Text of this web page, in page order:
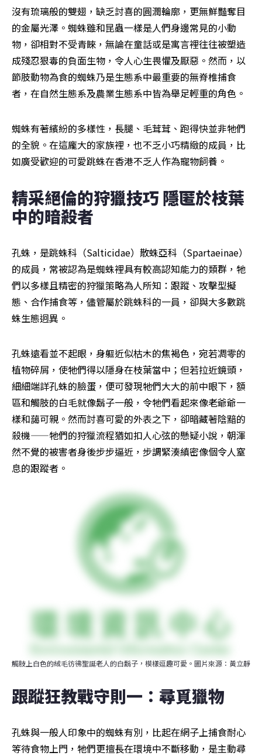
沒有琉璃般的雙翅，缺乏討喜的圓潤輪廓，更無鮮豔奪目
的金屬光澤。蜘蛛雖和昆蟲一樣是人們身邊常見的小動
物，卻相對不受青睞，無論在童話或是寓言裡往往被塑造
成殘忍狠毒的負面生物，令人心生畏懼及厭惡。然而，以
節肢動物為食的蜘蛛乃是生態系中最重要的無脊椎捕食
者，在自然生態系及農業生態系中皆為舉足輕重的角色。
蜘蛛有著繽紛的多樣性，長腿、毛茸茸、跑得快並非牠們
的全貌。在這龐大的家族裡，也不乏小巧精緻的成員，比
如廣受歡迎的可愛跳蛛在香港不乏人作為寵物飼養。
精采絕倫的狩獵技巧 隱匿於枝葉
中的暗殺者
孔蛛，是跳蛛科（Salticidae）散蛛亞科（Spartaeinae）
的成員，常被認為是蜘蛛裡具有較高認知能力的類群，牠
們以多樣且精密的狩獵策略為人所知：跟蹤、攻擊型擬
態、合作捕食等，儘管屬於跳蛛科的一員，卻與大多數跳
蛛生態迥異。
孔蛛遠看並不起眼，身軀近似枯木的焦褐色，宛若凋零的
植物碎屑，使牠們得以隱身在枝葉當中；但若拉近鏡頭，
細細端詳孔蛛的臉蛋，便可發現牠們大大的前中眼下，額
區和觸肢的白毛就像鬍子一般，令牠們看起來像老爺爺一
樣和藹可親。然而討喜可愛的外表之下，卻暗藏著陰黯的
殺機——牠們的狩獵流程猶如扣人心弦的懸疑小說，朝渾
然不覺的被害者身後步步逼近，步調緊湊縝密像個令人窒
息的跟蹤者。
觸肢上白色的絨毛彷彿聖誕老人的白鬍子，模樣逗趣可愛。圖片來源：黃立靜
跟蹤狂教戰守則一：尋覓獵物
孔蛛與一般人印象中的蜘蛛有別，比起在網子上捕食耐心
等待食物上門，牠們更擅長在環境中不斷移動，是主動尋